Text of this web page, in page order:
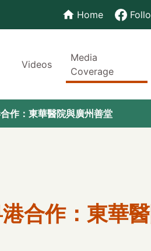
Home
Videos
Media
Coverage
作：東華醫院與廣州善堂
合作：東華